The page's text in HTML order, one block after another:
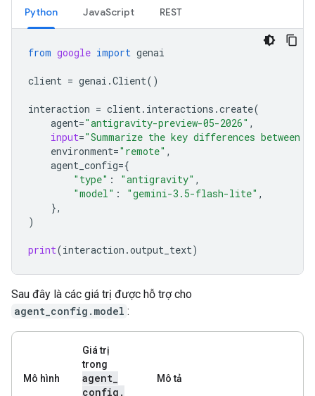
Python JavaScript REST
from google import genai
client = genai .Client()
interaction = client. interactions .create(
agent="antigravity-preview-05-2026" ,
input="Summarize the key differences
environment="remote" ,
agent_config={
"type" : "antigravity" ,
"model" : "gemini-3.5-flash-lite" ,
},
)
print(interaction .output_text)
Sau đây là các giá trị được hỗ trợ cho
agent_config.model :
Mô hình
Giá trị
trong
agent
config .
Mô tả